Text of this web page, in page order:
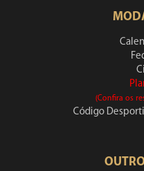
(Confira os
Código